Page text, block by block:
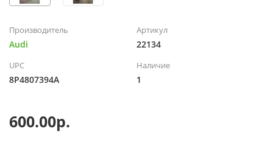
Производитель
Audi
Артикул
22134
UPC
8P4807394A
Наличие
1
600.00р.